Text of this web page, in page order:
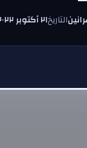
التاريخ٢١ أكتوبر ٢٠٢٢